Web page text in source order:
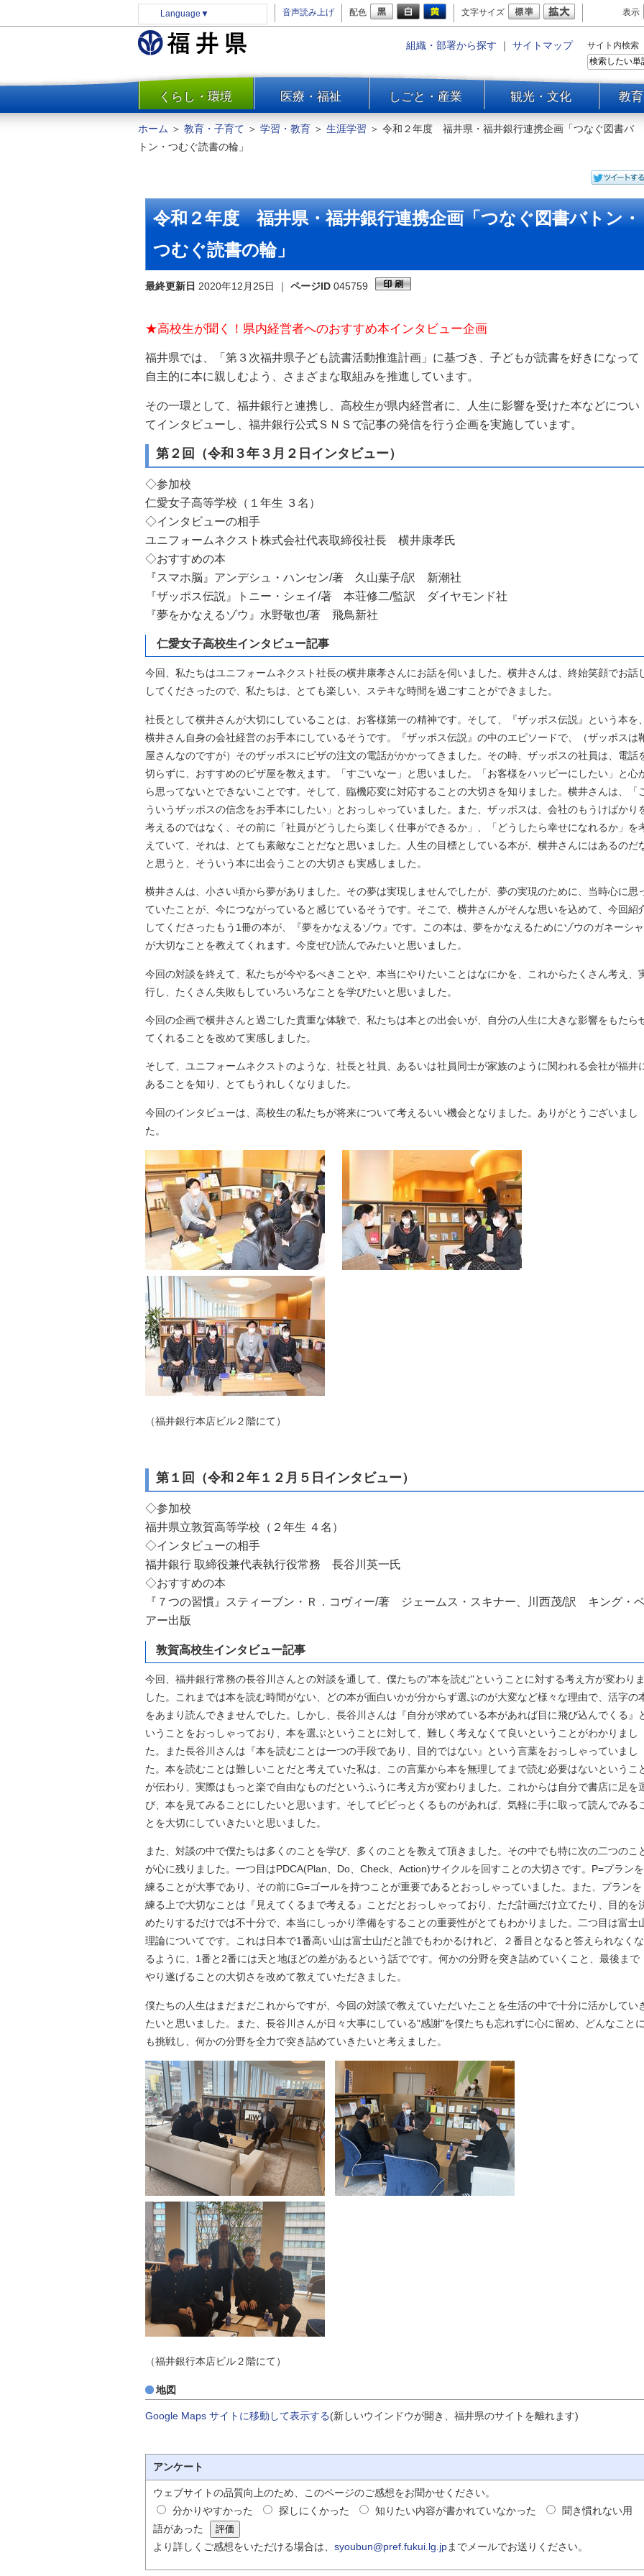
Language ▼ 音声読み上げ 配色 文字サイズ 表示
組織・部署から探す ｜ サイトマップ サイト内検索
一覧
くらし・環境 医療・福祉 しごと・産業 観光・文化 教
防災
安全安心
住まい・土地
環境問題・廃棄物対策・リサ
イクル
まちづくり
交通・道路
自然
ホーム ＞ 教育・子育て ＞ 学習・教育 ＞ 生涯学習 ＞ 令和２年度 福井県・福井銀行連携企画「つなぐ図書バ
トン・つむぐ読書の輪」
令和２年度 福井県・福井銀行連携企画「つなぐ図書バトン・
つむぐ読書の輪」
最終更新日 2020年12月25日 ｜ ページID 045759
★高校生が聞く！県内経営者へのおすすめ本インタビュー企画
福井県では、「第３次福井県子ども読書活動推進計画」に基づき、子どもが読書を好きになって
自主的に本に親しむよう、さまざまな取組みを推進しています。
その一環として、福井銀行と連携し、高校生が県内経営者に、人生に影響を受けた本などについ
てインタビューし、福井銀行公式ＳＮＳで記事の発信を行う企画を実施しています。
第２回（令和３年３月２日インタビュー）
◇参加校
仁愛女子高等学校（１年生 ３名）
◇インタビューの相手
ユニフォームネクスト株式会社代表取締役社長 横井康孝氏
◇おすすめの本
『スマホ脳』アンデシュ・ハンセン/著 久山葉子/訳 新潮社
『ザッポス伝説』トニー・シェイ/著 本荘修二/監訳 ダイヤモンド社
『夢をかなえるゾウ』水野敬也/著 飛鳥新社
仁愛女子高校生インタビュー記事
今回、私たちはユニフォームネクスト社長の横井康孝さんにお話を伺いました。横井さんは、終始笑顔でお話
してくださったので、私たちは、とても楽しい、ステキな時間を過ごすことができました。
社長として横井さんが大切にしていることは、お客様第一の精神です。そして、『ザッポス伝説』という本を、
横井さん自身の会社経営のお手本にしているそうです。『ザッポス伝説』の中のエピソードで、（ザッポスは
屋さんなのですが）そのザッポスにピザの注文の電話がかかってきました。その時、ザッポスの社員は、電話
切らずに、おすすめのピザ屋を教えます。「すごいなー」と思いました。「お客様をハッピーにしたい」と心
ら思ってないとできないことです。そして、臨機応変に対応することの大切さを知りました。横井さんは、「
ういうザッポスの信念をお手本にしたい」とおっしゃっていました。また、ザッポスは、会社のもうけばかり
考えるのではなく、その前に「社員がどうしたら楽しく仕事ができるか」、「どうしたら幸せになれるか」を
えていて、それは、とても素敵なことだなと思いました。人生の目標としている本が、横井さんにはあるのだ
と思うと、そういう本に出会うことの大切さも実感しました。
横井さんは、小さい頃から夢がありました。その夢は実現しませんでしたが、夢の実現のために、当時心に思
ていたことが、今につながっていると感じているそうです。そこで、横井さんがそんな思いを込めて、今回紹
してくださったもう1冊の本が、『夢をかなえるゾウ』です。この本は、夢をかなえるためにゾウのガネーシャ
が大切なことを教えてくれます。今度ぜひ読んでみたいと思いました。
今回の対談を終えて、私たちが今やるべきことや、本当にやりたいことはなにかを、これからたくさん考え、
行し、たくさん失敗もしていろいろなことを学びたいと思いました。
今回の企画で横井さんと過ごした貴重な体験で、私たちは本との出会いが、自分の人生に大きな影響をもたら
てくれることを改めて実感しました。
そして、ユニフォームネクストのような、社長と社員、あるいは社員同士が家族のように関われる会社が福井
あることを知り、とてもうれしくなりました。
今回のインタビューは、高校生の私たちが将来について考えるいい機会となりました。ありがとうございまし
た。
（福井銀行本店ビル２階にて）
第１回（令和２年１２月５日インタビュー）
◇参加校
福井県立敦賀高等学校（２年生 ４名）
◇インタビューの相手
福井銀行 取締役兼代表執行役常務 長谷川英一氏
◇おすすめの本
『７つの習慣』スティーブン・Ｒ．コヴィー/著 ジェームス・スキナー、川西茂/訳 キング・ベ
アー出版
敦賀高校生インタビュー記事
今回、福井銀行常務の長谷川さんとの対談を通して、僕たちの"本を読む"ということに対する考え方が変わりま
した。これまでは本を読む時間がない、どの本が面白いかが分からず選ぶのが大変など様々な理由で、活字の
をあまり読んできませんでした。しかし、長谷川さんは『自分が求めている本があれば目に飛び込んでくる』
いうことをおっしゃっており、本を選ぶということに対して、難しく考えなくて良いということがわかりまし
た。また長谷川さんは『本を読むことは一つの手段であり、目的ではない』という言葉をおっしゃっていまし
た。本を読むことは難しいことだと考えていた私は、この言葉から本を無理してまで読む必要はないというこ
が伝わり、実際はもっと楽で自由なものだというふうに考え方が変わりました。これからは自分で書店に足を
び、本を見てみることにしたいと思います。そしてビビっとくるものがあれば、気軽に手に取って読んでみる
とを大切にしていきたいと思いました。
また、対談の中で僕たちは多くのことを学び、多くのことを教えて頂きました。その中でも特に次の二つのこ
が心に残りました。一つ目はPDCA(Plan、Do、Check、Action)サイクルを回すことの大切さです。P=プランを
練ることが大事であり、その前にG=ゴールを持つことが重要であるとおっしゃっていました。また、プランを
練る上で大切なことは『見えてくるまで考える』ことだとおっしゃっており、ただ計画だけ立てたり、目的を
めたりするだけでは不十分で、本当にしっかり準備をすることの重要性がとてもわかりました。二つ目は富士
理論についてです。これは日本で1番高い山は富士山だと誰でもわかるけれど、２番目となると答えられなくな
るように、1番と2番には天と地ほどの差があるという話でです。何かの分野を突き詰めていくこと、最後まで
やり遂げることの大切さを改めて教えていただきました。
僕たちの人生はまだまだこれからですが、今回の対談で教えていただいたことを生活の中で十分に活かしてい
たいと思いました。また、長谷川さんが日々大事にしている"感謝"を僕たちも忘れずに心に留め、どんなことに
も挑戦し、何かの分野を全力で突き詰めていきたいと考えました。
（福井銀行本店ビル２階にて）
地図
Google Maps サイトに移動して表示する(新しいウインドウが開き、福井県のサイトを離れます)
アンケート
ウェブサイトの品質向上のため、このページのご感想をお聞かせください。
分かりやすかった
探しにくかった 知りたい内容が書かれていなかった
聞き慣れない用
語があった
より詳しくご感想をいただける場合は、 syoubun@pref.fukui.lg.jpまでメールでお送りください。